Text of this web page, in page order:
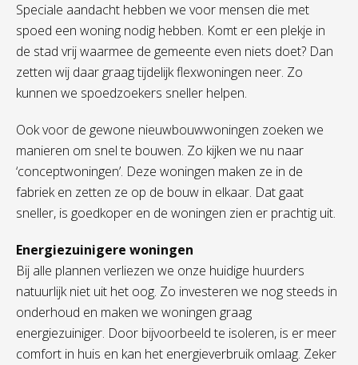
Speciale aandacht hebben we voor mensen die met
spoed een woning nodig hebben. Komt er een plekje in
de stad vrij waarmee de gemeente even niets doet? Dan
zetten wij daar graag tijdelijk flexwoningen neer. Zo
kunnen we spoedzoekers sneller helpen.
Ook voor de gewone nieuwbouwwoningen zoeken we
manieren om snel te bouwen. Zo kijken we nu naar
‘conceptwoningen’. Deze woningen maken ze in de
fabriek en zetten ze op de bouw in elkaar. Dat gaat
sneller, is goedkoper en de woningen zien er prachtig uit.
Energiezuinigere woningen
Bij alle plannen verliezen we onze huidige huurders
natuurlijk niet uit het oog. Zo investeren we nog steeds in
onderhoud en maken we woningen graag
energiezuiniger. Door bijvoorbeeld te isoleren, is er meer
comfort in huis en kan het energieverbruik omlaag. Zeker